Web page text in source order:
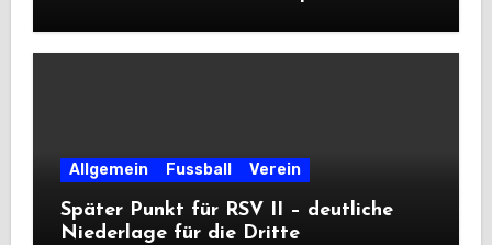
Allgemein Fussball Verein
Später Punkt für RSV II – deutliche
Niederlage für die Dritte